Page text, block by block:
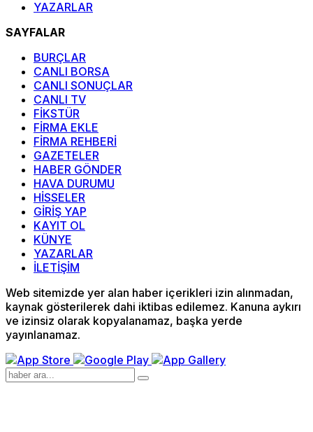
YAZARLAR
SAYFALAR
BURÇLAR
CANLI BORSA
CANLI SONUÇLAR
CANLI TV
FİKSTÜR
FİRMA EKLE
FİRMA REHBERİ
GAZETELER
HABER GÖNDER
HAVA DURUMU
HİSSELER
GİRİŞ YAP
KAYIT OL
KÜNYE
YAZARLAR
İLETİŞİM
Web sitemizde yer alan haber içerikleri izin alınmadan,
kaynak gösterilerek dahi iktibas edilemez. Kanuna aykırı
ve izinsiz olarak kopyalanamaz, başka yerde
yayınlanamaz.